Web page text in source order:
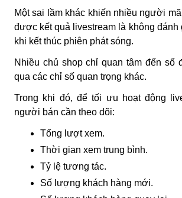
Một sai lầm khác khiến nhiều người
được kết quả livestream là không đánh
khi kết thúc phiên phát sóng.
Nhiều chủ shop chỉ quan tâm đến số
qua các chỉ số quan trọng khác.
Trong khi đó, để tối ưu hoạt động
người bán cần theo dõi:
Tổng lượt xem.
Thời gian xem trung bình.
Tỷ lệ tương tác.
Số lượng khách hàng mới.